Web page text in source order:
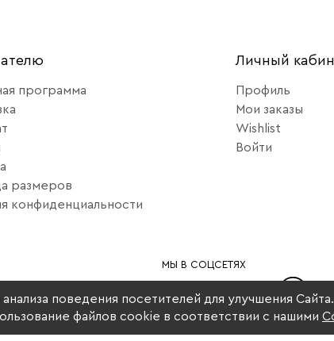
программа
размеров
конфиденциальности
Личный
Профиль
Мои заказы
Wishlist
Войти
МЫ В СОЦСЕТЯХ
поведения посетителей для улучшения
файлов cookie в соответствии с нашими